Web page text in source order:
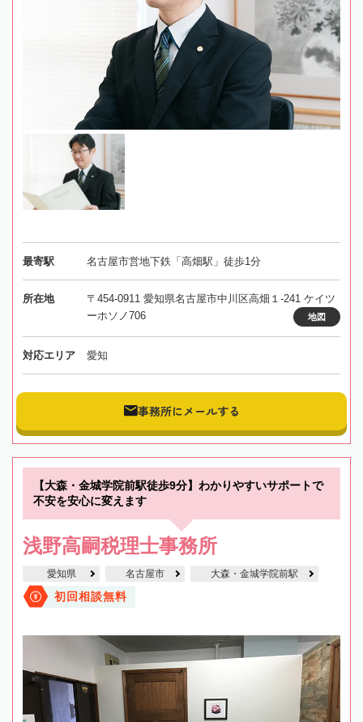
最寄駅 名古屋市営地下鉄「高畑駅」徒歩1分
所在地
〒454-0911 愛知県名古屋市中川区高畑１-241 ケイツ
ーホソノ706
地図
対応エリア 愛知
事務所にメールする
【大森・金城学院前駅徒歩9分】わかりやすいサポートで
不安を安心に変えます
浅野高嗣税理士事務所
愛知県 名古屋市 大森・金城学院前駅
初回相談無料